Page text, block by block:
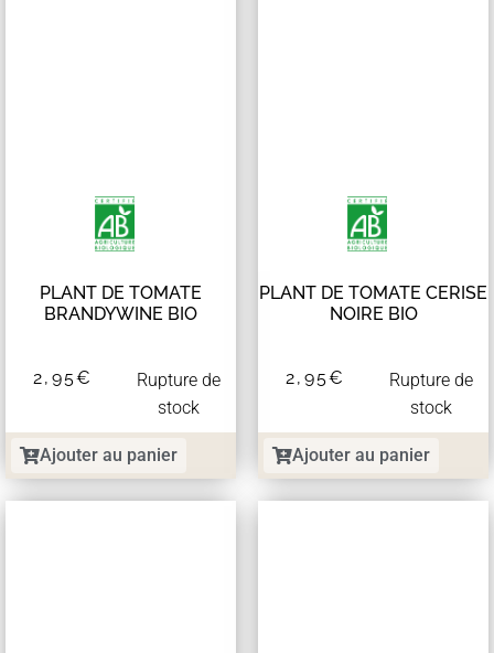
PLANT DE TOMATE
BRANDYWINE BIO
2,95€
Rupture de
stock
Ajouter au panier
PLANT DE TOMATE CERISE
NOIRE BIO
2,95€
Rupture de
stock
Ajouter au panier